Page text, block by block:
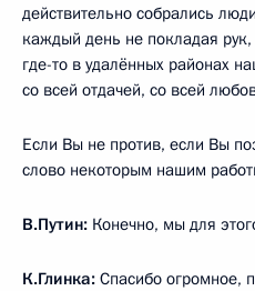
действительно собрались
каждый день не покладая
где-то в удалённых районах
со всей отдачей, со всей
Если Вы не против, если Вы
слово некоторым нашим
В.Путин: Конечно, мы для
К.Глинка: Спасибо огромное,